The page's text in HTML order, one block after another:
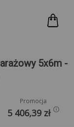
5x6m -
Promocja
5 406,39 zł